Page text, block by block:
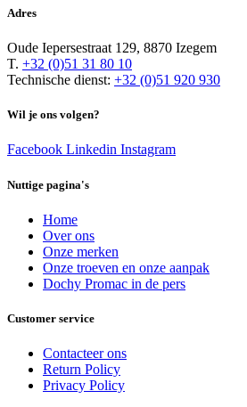
Adres
Oude Iepersestraat 129, 8870 Izegem
T. +32 (0)51 31 80 10
Technische dienst: +32 (0)51 920 930
Wil je ons volgen?
Facebook Linkedin Instagram
Nuttige pagina's
Home
Over ons
Onze merken
Onze troeven en onze aanpak
Dochy Promac in de pers
Customer service
Contacteer ons
Return Policy
Privacy Policy